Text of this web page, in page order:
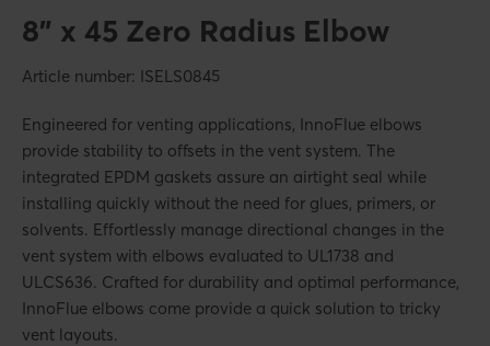
8" x 45 Zero Radius Elbow
Article number: ISELS0845
Engineered for venting applications, InnoFlue elbows
provide stability to offsets in the vent system. The
integrated EPDM gaskets assure an airtight seal while
installing quickly without the need for glues, primers, or
solvents. Effortlessly manage directional changes in the
vent system with elbows evaluated to UL1738 and
ULCS636. Crafted for durability and optimal performance,
InnoFlue elbows come provide a quick solution to tricky
vent layouts.